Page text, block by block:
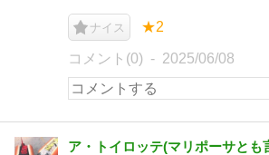
ナイス ★2
コメント(0) 2025/06/08
ア・トイロッテ(マリポーサとも